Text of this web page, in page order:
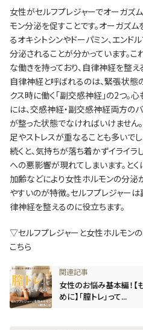
女性がセルフプレジャーでオーガズ
モン分泌を促すことです。オーガズ
るオキシトシンやドーパミン、エンド
分泌されることが分かっています。
な働きを持っており、自律神経を整え
自律神経と呼ばれるのは、緊張状態の
クス時に働く「副交感神経」の2つ。
には、交感神経・副交感神経両方
が整った状態でなければいけません
足やストレスが重なることも多いで
続くと、気持ちが落ち着かずイライ
への悪影響が現れてしまいます。と
加齢などにより女性ホルモンの分
やすいのが特徴。セルフプレジャー
律神経を整えるのに役立ちます。
▽セルフプレジャーと女性ホルモン
こちら
女性のお悩み基本編！【
めに】「膣トレ」って...